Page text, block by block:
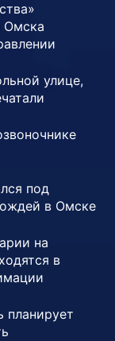
Омска
улице,
под
в Омске
на
в
планирует